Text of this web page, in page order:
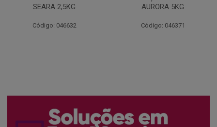
AURORA 5KG
Código: 046371
FATIADO PAKAN 200G
Código: 061522